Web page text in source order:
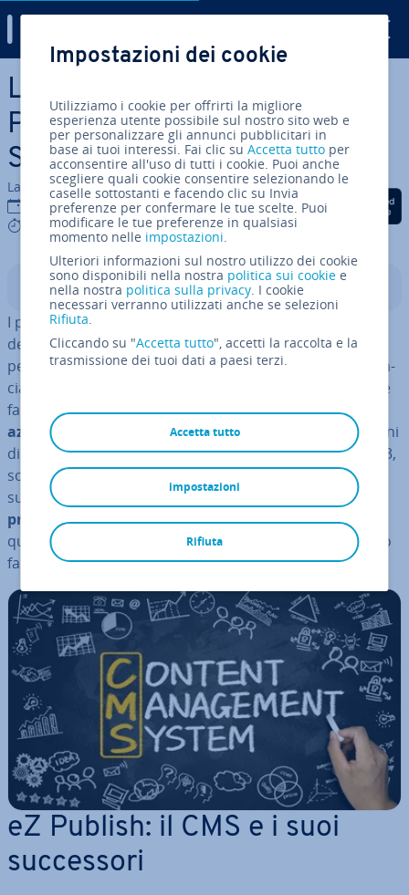
Vai al contenuto prin­ci­pa­le
Lo sviluppo di un CMS: da eZ
Publish a eZ Platform ed eZ
Studio
La redazione di IONOS
01 ago 2019
5 mins
Condividi via Facebook
Condividi via Twitter
Condividi via
Indice
I pro­gram­ma­to­ri norvegesi di eZ Systems hanno un
debole per una gestione facile dei software, ma anche
per i giochi di parole: le ap­pli­ca­zio­ni del CMS eZ (pro­nun­
cia­to “easy”) rivelano già dal nome la pretesa di rendere
facile questo CMS, pensatoprin­ci­pal­men­te per le
aziende
. Ini­zial­men­te sono state ri­la­scia­te molte versioni
di eZ Publish, ma solo a partire da eZ Publish 3, nel 2003,
sono state gettate le basi per lo sviluppo delle versioni
suc­ces­si­ve. Il CMS è stato nel frattempo diviso in
2
programmi:eZ PlatformedeZ Studio. Vi pre­sen­tia­mo
queste ap­pli­ca­zio­ni, cercando di capire se sono davvero
facili da usare come promesso.
eZ Publish: il CMS e i suoi
suc­ces­so­ri
Impostazioni dei cookie
Utilizziamo i cookie per offrirti la migliore
esperienza utente possibile sul nostro sito web e
per personalizzare gli annunci pubblicitari in
base ai tuoi interessi. Fai clic suAccetta tutto per
acconsentire all'uso di tutti i cookie. Puoi anche
scegliere quali cookie consentire selezionando le
caselle sottostanti e facendo clic su Invia
preferenze per confermare le tue scelte. Puoi
modificare le tue preferenze in qualsiasi
momento nelle impostazioni.
Ulteriori informazioni sul nostro utilizzo dei cookie
sono disponibili nella nostra politica sui cookie e
nella nostra politica sulla privacy. I cookie
necessari verranno utilizzati anche se selezioni
Rifiuta.
Cliccando su "Accetta tutto", accetti la raccolta e la
trasmissione dei tuoi dati a paesi terzi.
Accetta tutto
Rifiuta
impostazioni